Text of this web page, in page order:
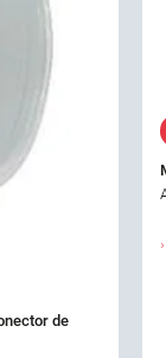
de